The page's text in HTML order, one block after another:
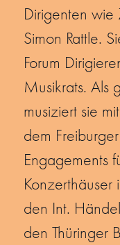
Dirigenten
Simon Rattle.
Forum
Musikrats. Als
musiziert sie
dem
Engagements
Konzerthäuser
den Int.
den Thüringer